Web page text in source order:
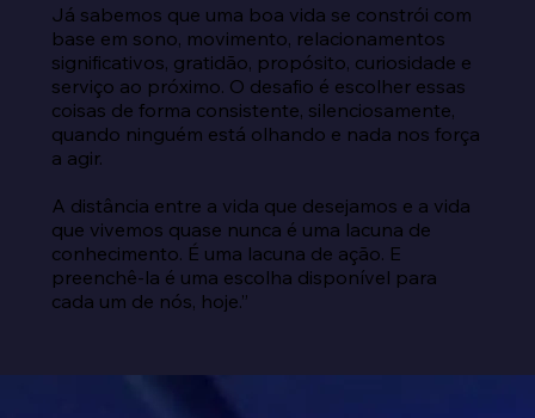
Já sabemos que uma boa vida se constrói com
base em sono, movimento, relacionamentos
significativos, gratidão, propósito, curiosidade e
serviço ao próximo. O desafio é escolher essas
coisas de forma consistente, silenciosamente,
quando ninguém está olhando e nada nos força
a agir.
A distância entre a vida que desejamos e a vida
que vivemos quase nunca é uma lacuna de
conhecimento. É uma lacuna de ação. E
preenchê-la é uma escolha disponível para
cada um de nós, hoje.”